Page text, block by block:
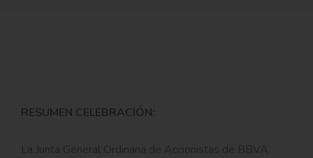
RESUMEN CELEBRACIÓN:
La Junta General Ordinaria de Accionistas de BBVA